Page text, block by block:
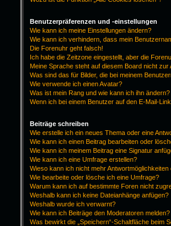
Benutzerpräferenzen und -einstellungen
Wie kann ich meine Einstellungen ändern?
Wie kann ich verhindern, dass mein
Die Forenuhr geht falsch!
Ich habe die Zeitzone eingestellt, aber die
Meine Sprache steht auf diesem Board nicht zur
Was sind das für Bilder, die bei meinem
Wie verwende ich einen Avatar?
Was ist mein Rang und wie kann ich ihn ändern?
Wenn ich bei einem Benutzer auf den E-Mail-
Beiträge schreiben
Wie erstelle ich ein neues Thema oder eine
Wie kann ich einen Beitrag bearbeiten oder
Wie kann ich meinem Beitrag eine Signatur
Wie kann ich eine Umfrage erstellen?
Wieso kann ich nicht mehr Antwortmöglichkeiten
Wie bearbeite oder lösche ich eine Umfrage?
Warum kann ich auf bestimmte Foren nicht
Weshalb kann ich keine Dateianhänge anfügen?
Weshalb wurde ich verwarnt?
Wie kann ich Beiträge den Moderatoren melden?
Was bewirkt die „Speichern“-Schaltfläche beim